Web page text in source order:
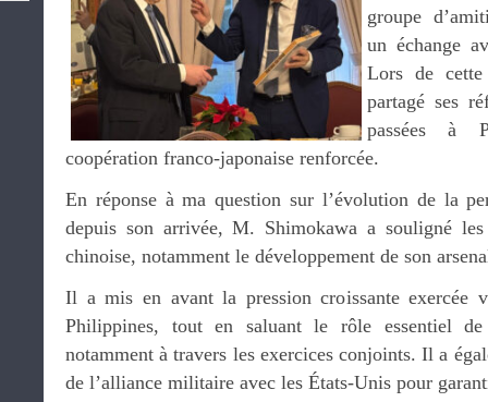
groupe
un échange
Lors de cette
partagé ses
passées à
coopération franco-japonaise renforcée.
En réponse à ma question sur l’évolution de la
depuis son arrivée, M. Shimokawa a souligné
chinoise, notamment le développement de son
Il a mis en avant la pression croissante exercée
Philippines, tout en saluant le rôle essentiel
notamment à travers les exercices conjoints. Il a
de l’alliance militaire avec les États-Unis pour